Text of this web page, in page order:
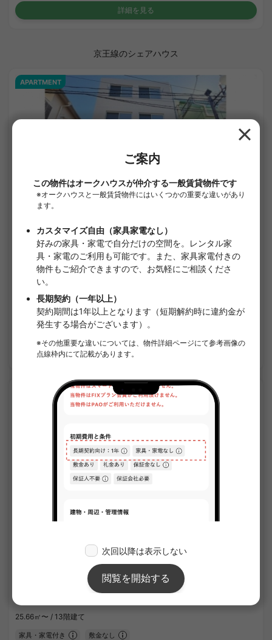
詳細を見る
京王線のシェアハウス
1 /1
APARTMENT
with下高井戸
¥135,000 - ¥135,000
20.13㎡〜 /4階建て
家具・家電付き 敷金なし
詳細を見る
APARTMENT
ステージグランデ八王子Ⅲ
25.66㎡〜 / 13階建て
家具・家電付き 敷金なし